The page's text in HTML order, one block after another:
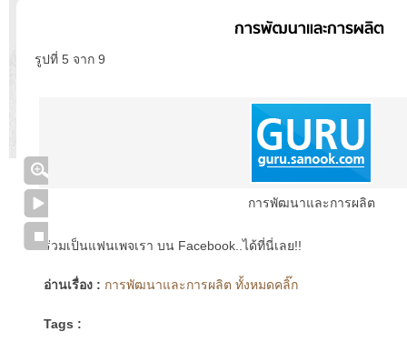
การพัฒนาและการผลิต
รูปที่ 5 จาก 9
การพัฒนาและการผลิต
ร่วมเป็นแฟนเพจเรา บน Facebook..ได้ที่นี่เลย!!
อ่านเรื่อง : การพัฒนาและการผลิต ทั้งหมดคลิ๊ก
Tags :